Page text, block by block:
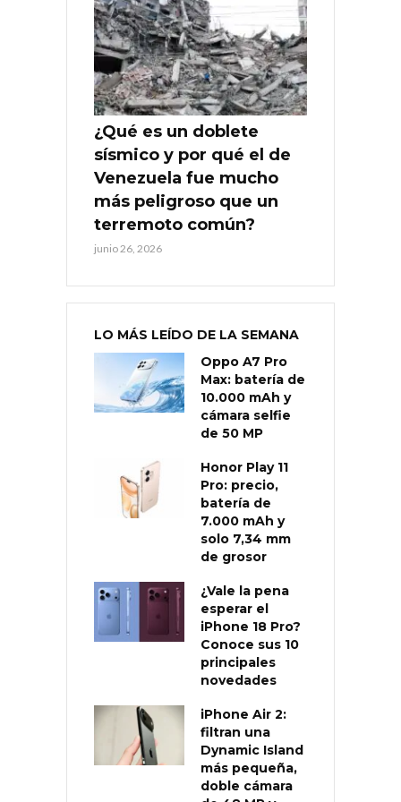
¿Qué es un doblete
sísmico y por qué el de
Venezuela fue mucho
más peligroso que un
terremoto común?
junio 26, 2026
LO MÁS LEÍDO DE LA SEMANA
Oppo A7 Pro
Max: batería de
10.000 mAh y
cámara selfie
de 50 MP
Honor Play 11
Pro: precio,
batería de
7.000 mAh y
solo 7,34 mm
de grosor
¿Vale la pena
esperar el
iPhone 18 Pro?
Conoce sus 10
principales
novedades
iPhone Air 2:
filtran una
Dynamic Island
más pequeña,
doble cámara